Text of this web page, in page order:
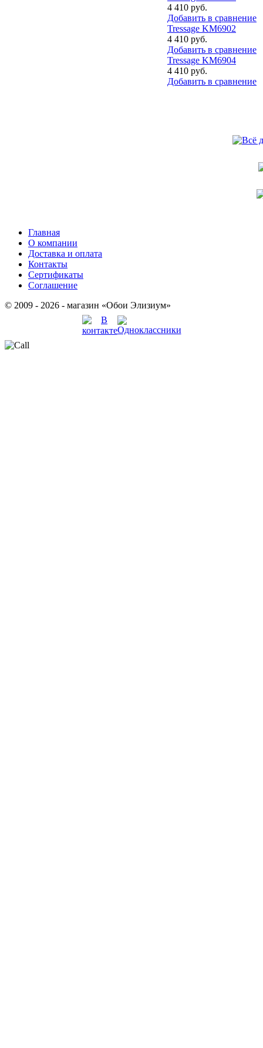
4 410 руб.
Добавить в сравнение
Tressage KM6902
4 410 руб.
Добавить в сравнение
Tressage KM6904
4 410 руб.
Добавить в сравнение
Главная
О компании
Доставка и оплата
Контакты
Сертификаты
Соглашение
© 2009 - 2026 - магазин «Обои Элизиум»